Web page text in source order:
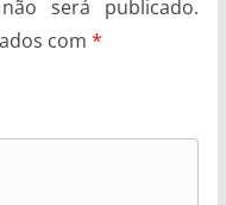
será publicado.
com *